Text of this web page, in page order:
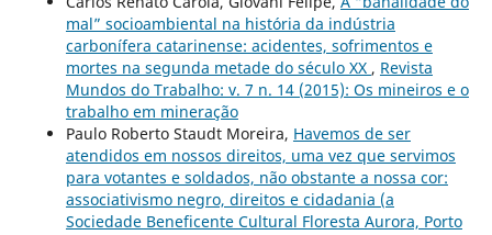
mal” socioambiental na história da indústria
carbonífera catarinense: acidentes, sofrimentos e
mortes na segunda metade do século XX , Revista
Mundos do Trabalho: v. 7 n. 14 (2015): Os mineiros e o
trabalho em mineração
Paulo Roberto Staudt Moreira, Havemos de ser
atendidos em nossos direitos, uma vez que servimos
para votantes e soldados, não obstante a nossa cor:
associativismo negro, direitos e cidadania (a
Sociedade Beneficente Cultural Floresta Aurora, Porto